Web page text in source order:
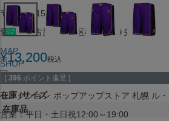
〒453-0015
愛知県名古屋市中村区椿町６−９先
MAP
SHOP
セレクション ポップアップストア 札幌 ル
営業：平日・土日祝12:00～19:00
¥13,200税込
[ 396 ポイント進呈 ]
在庫 サイズ
在庫品